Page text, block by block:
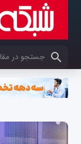
کلمات کلیدی